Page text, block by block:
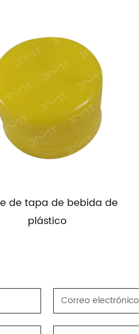
de tapa de maquillaje de
plástico